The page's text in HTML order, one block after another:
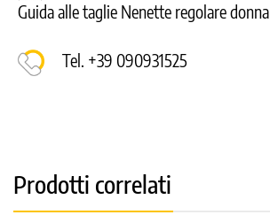
Guida alle taglie Nenette regolare donna
Tel. +39 090931525
Prodotti correlati